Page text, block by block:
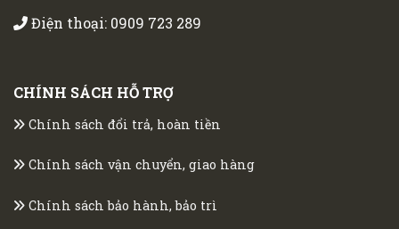
Điện thoại: 0909 723 289
CHÍNH SÁCH HỖ TRỢ
Chính sách đổi trả, hoàn tiền
Chính sách vận chuyển, giao hàng
Chính sách bảo hành, bảo trì